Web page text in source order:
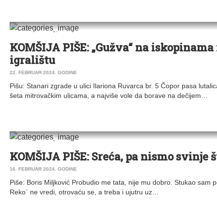
DRUŠTVO KOMŠIJA PIŠE
KOMŠIJA PIŠE: „Gužva“ na
igralištu
22. FEBRUAR 2024. GODINE
Pišu: Stanari zgrade u ulici Ilariona Ruvarca br. 5 Čopor pasa
šeta mitrovačkim ulicama, a najviše vole da borave na dečijem…
KOMŠIJA PIŠE
KOMŠIJA PIŠE: Sreća, pa nismo
16. FEBRUAR 2024. GODINE
Piše: Boris Miljković Probudio me tata, nije mu dobro. Stukao sam
Reko` ne vredi, otrovaću se, a treba i ujutru uz…